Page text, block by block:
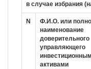
в случае избрания
N
Ф.И.О. или
наименование
доверительного
управляющего
активами